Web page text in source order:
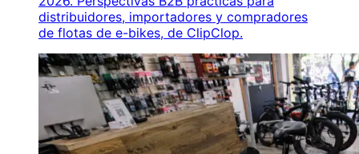
distribuidores, importadores y compradores
de flotas de e-bikes, de ClipClop.